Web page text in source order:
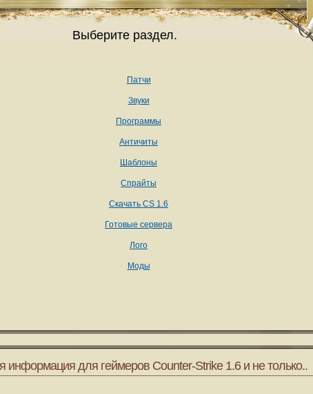
Выберите раздел.
Патчи
Звуки
Программы
Античиты
Шаблоны
Спрайты
Скачать CS 1.6
Готовые сервера
Лого
Моды
информация для геймеров Counter-Strike 1.6 и не только..